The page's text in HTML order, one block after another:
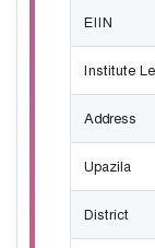
EIIN
Institute
Address
Upazila
District